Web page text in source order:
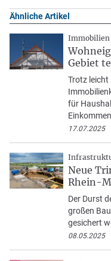
Ähnliche Artikel
Immobilien
Gebiet
Trotz leicht
für
17.07.2025
Neue
Rhein-
Der Durst
großen
gesichert
08.05.2025